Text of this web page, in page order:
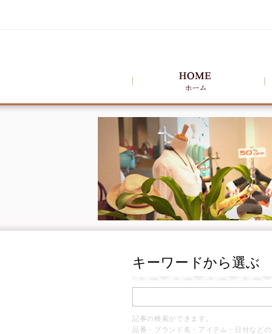
キーワードから選ぶ
記事の検索ができます。
品番・ブランド名・アイテム・日付などの